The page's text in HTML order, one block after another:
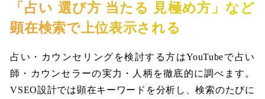
「占い 選び方 当たる 見極め方」など
顕在検索で上位表示される
占い・カウンセリングを検討する方はYouTubeで占い
師・カウンセラーの実力・人柄を徹底的に調べます。
VSEO設計では顕在キーワードを分析し、検索のたびに